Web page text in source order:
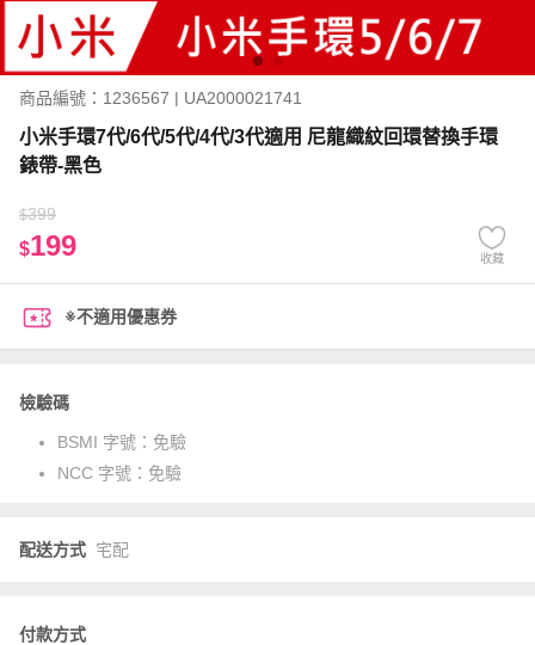
商品編號：1236567 | UA2000021741
小米手環7代/6代/5代/4代/3代適用 尼龍織紋回環替換手環
錶帶-黑色
$399
$199 收藏
※不適用優惠券
檢驗碼
BSMI 字號： 免驗
NCC 字號： 免驗
配送方式 宅配
付款方式